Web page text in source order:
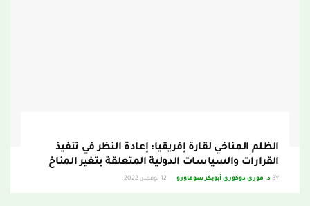
الظلم المناخي لقارة إفريقيا: إعادة النظر في تنفيذ
القرارات والسياسات الدولية المتعلقة بتغير المناخ
BY د. موري دوكوري أبوبكر سوماورو